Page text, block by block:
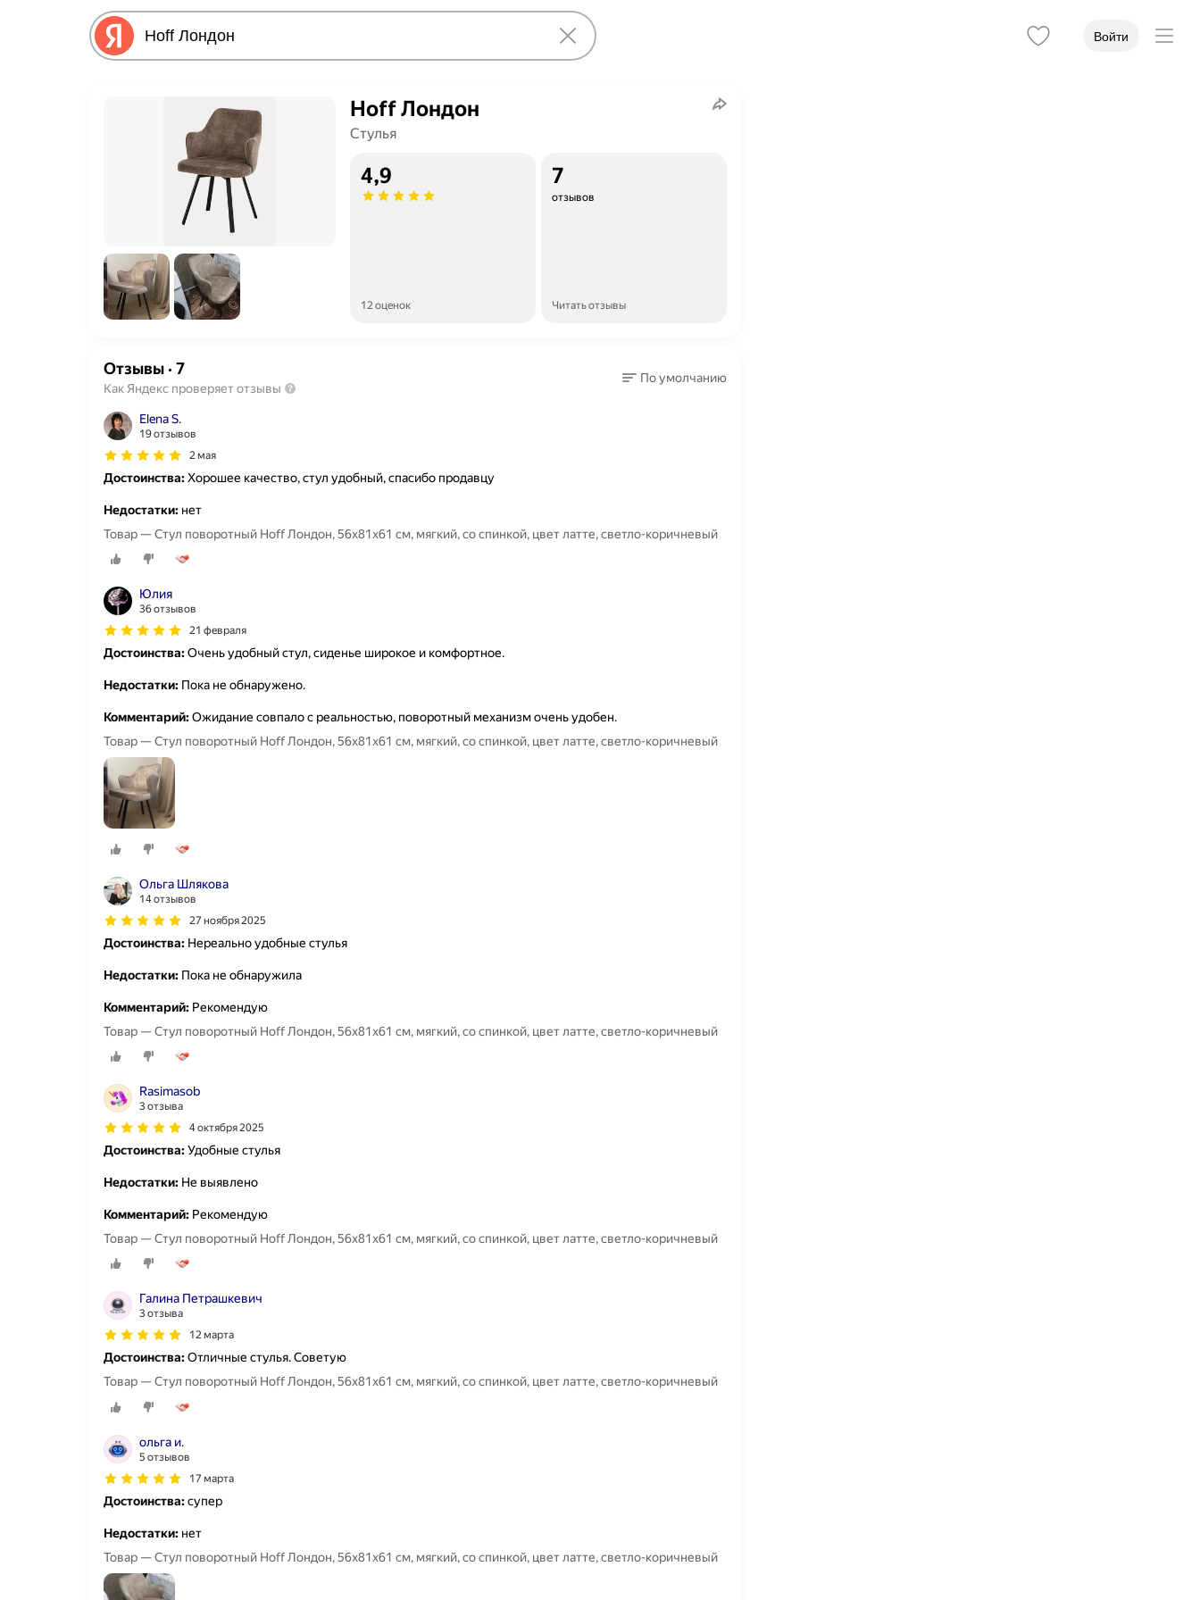
Войти
Hoff Лондон
Стулья
4,9
12 оценок
7
отзывов
Читать отзывы
Отзывы· 7
Как Яндекс проверяет отзывы
По умолчанию
Elena S.
19 отзывов
2 мая
Достоинства:Хорошее качество, стул удобный, спасибо продавцу
Недостатки: нет
Товар — Стул поворотный Hoff Лондон, 56х81х61 см, мягкий, со спинкой, цвет латте, светло-коричневый
Юлия
36 отзывов
21 февраля
Достоинства:Очень удобный стул, сиденье широкое и комфортное.
Недостатки: Пока не обнаружено.
Комментарий:Ожидание совпало с реальностью, поворотный механизм очень удобен.
Товар — Стул поворотный Hoff Лондон, 56х81х61 см, мягкий, со спинкой, цвет латте, светло-коричневый
Ольга Шлякова
14 отзывов
27 ноября 2025
Достоинства: Нереально удобные стулья
Недостатки: Пока не обнаружила
Комментарий: Рекомендую
Товар — Стул поворотный Hoff Лондон, 56х81х61 см, мягкий, со спинкой, цвет латте, светло-коричневый
Rasimasob
3 отзыва
4 октября 2025
Достоинства:Удобные стулья
Недостатки: Не выявлено
Комментарий: Рекомендую
Товар — Стул поворотный Hoff Лондон, 56х81х61 см, мягкий, со спинкой, цвет латте, светло-коричневый
Галина Петрашкевич
3 отзыва
12 марта
Достоинства:Отличные стулья. Советую
Товар — Стул поворотный Hoff Лондон, 56х81х61 см, мягкий, со спинкой, цвет латте, светло-коричневый
ольга и.
5 отзывов
17 марта
Достоинства:супер
Недостатки: нет
Товар — Стул поворотный Hoff Лондон, 56х81х61 см, мягкий, со спинкой, цвет латте, светло-коричневый